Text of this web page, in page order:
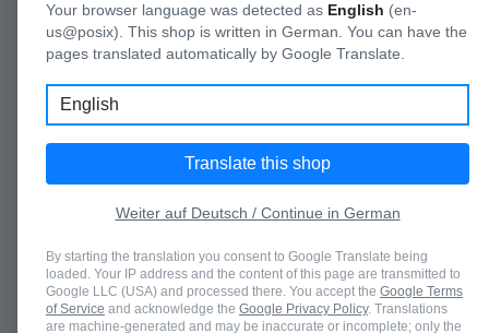
Your browser language was detected as English (en-
us@posix). This shop is written in German. You can have the
pages translated automatically by Google Translate.
Language
Translate this shop
Weiter auf Deutsch / Continue in German
By starting the translation you consent to Google Translate being
loaded. Your IP address and the content of this page are transmitted to
Google LLC (USA) and processed there. You accept the Google Terms
of Service and acknowledge the Google Privacy Policy. Translations
are machine-generated and may be inaccurate or incomplete; only the